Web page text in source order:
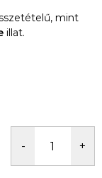
mint
illat.